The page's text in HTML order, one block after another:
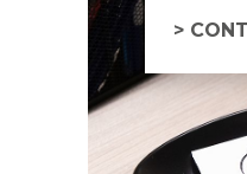
>